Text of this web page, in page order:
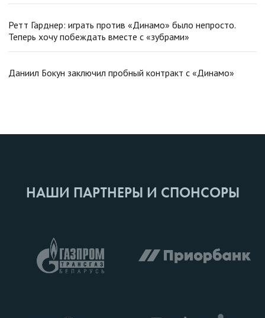
Ретт Гарднер: играть против «Динамо» было непросто.
Теперь хочу побеждать вместе с «зубрами»
Даниил Бокун заключил пробный контракт с «Динамо»
НАШИ ПАРТНЕРЫ И СПОНСОРЫ